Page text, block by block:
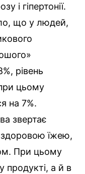
і гіпертонії.
що у людей,
рівень
цьому
на 7%.
звертає
здоровою їжею,
При цьому
продукті, а й в